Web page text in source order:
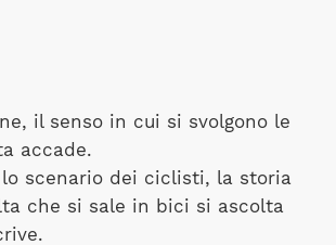
il senso in cui si svolgono le
accade.
lo scenario dei ciclisti, la storia
che si sale in bici si ascolta